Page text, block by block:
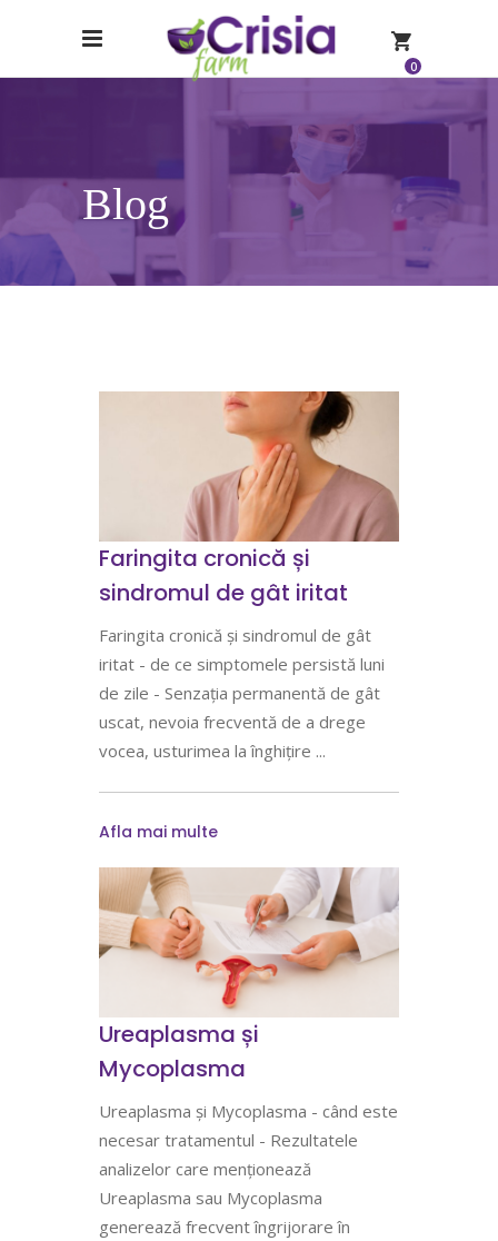
0
Blog
Faringita cronică și
sindromul de gât iritat
Faringita cronică și sindromul de gât
iritat - de ce simptomele persistă luni
de zile - Senzația permanentă de gât
uscat, nevoia frecventă de a drege
vocea, usturimea la înghițire
Afla mai multe
Ureaplasma și
Mycoplasma
Ureaplasma și Mycoplasma - când este
necesar tratamentul - Rezultatele
analizelor care menționează
Ureaplasma sau Mycoplasma
generează frecvent îngrijorare în